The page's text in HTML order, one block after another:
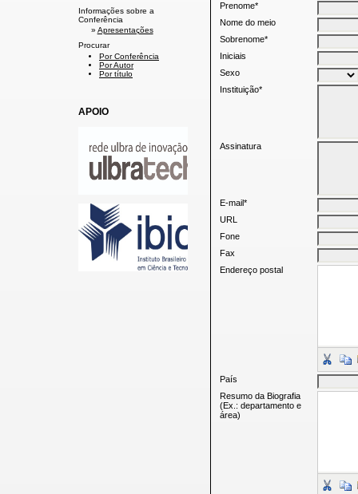
Informações sobre a
Conferência
» Apresentações
Procurar
Por Conferência
Por Autor
Por título
APOIO
Prenome*
Nome do meio
Sobrenome*
Iniciais
Sexo
Instituição*
Assinatura
E-mail*
URL
Fone
Fax
Endereço postal
País
Resumo da Biografia
(Ex.: departamento e
área)